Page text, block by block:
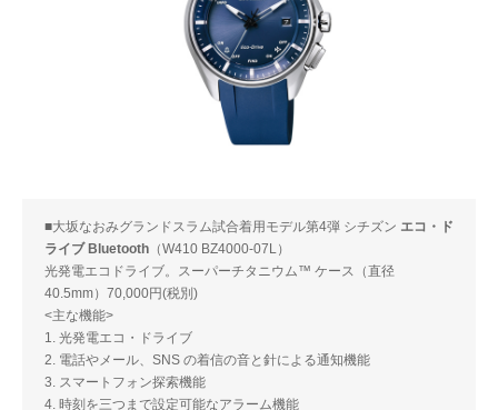
■大坂なおみグランドスラム試合着用モデル第4弾 シチズン エコ・ド
ライブ Bluetooth （W410 BZ4000-07L）
光発電エコドライブ。スーパーチタニウム™ ケース（直径
40.5mm）70,000円(税別)
<主な機能>
1. 光発電エコ・ドライブ
2. 電話やメール、SNS の着信の音と針による通知機能
3. スマートフォン探索機能
4. 時刻を三つまで設定可能なアラーム機能